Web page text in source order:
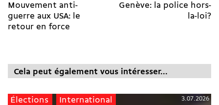
Mouvement anti-
guerre aux USA: le
retour en force
Genève: la police hors-
la-loi?
Cela peut également vous intéresser...
Élections International 3.07.2026